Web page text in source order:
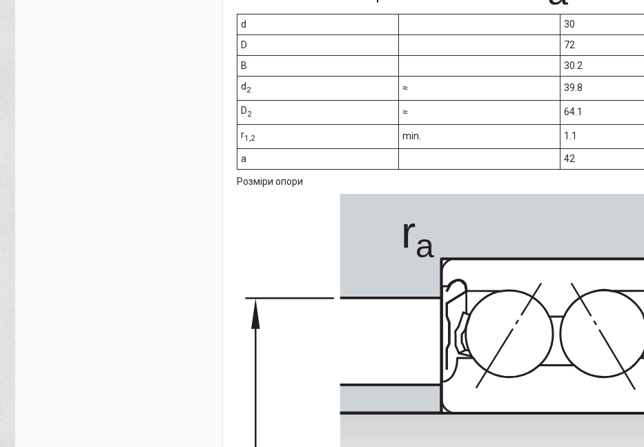
d 30
D
72
B
30.2
d2 ≈ 39.8
D2 ≈ 64.1
r1,2 min. 1.1
a 42
Розміри опори